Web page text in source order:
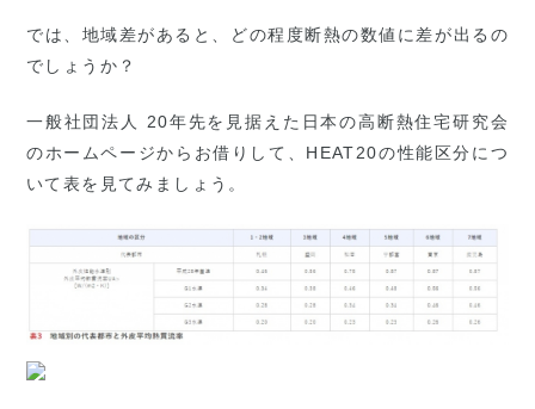
では、地域差があると、どの程度断熱の数値に差が出るの
でしょうか？
一般社団法人 20年先を見据えた日本の高断熱住宅研究会
のホームページからお借りして、HEAT20の性能区分につ
いて表を見てみましょう。